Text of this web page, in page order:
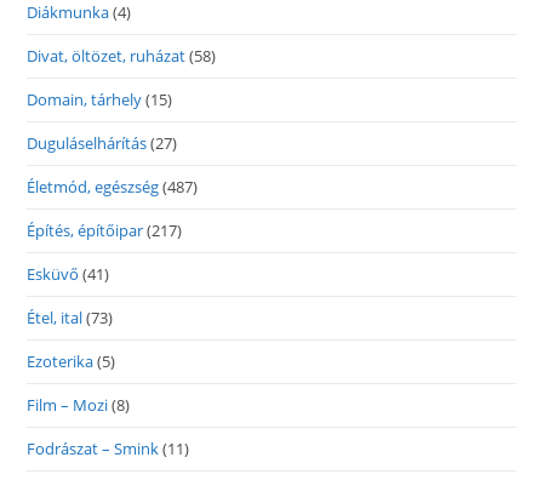
Diákmunka(4)
Divat, öltözet, ruházat(58)
Domain, tárhely(15)
Duguláselhárítás(27)
Életmód, egészség(487)
Építés, építőipar(217)
Esküvő (41)
Étel, ital(73)
Ezoterika(5)
Film – Mozi(8)
Fodrászat – Smink(11)